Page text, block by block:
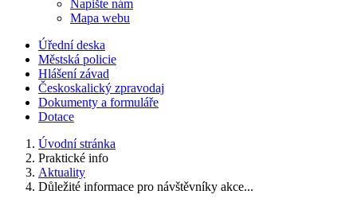
Napište nám
Mapa webu
Úřední deska
Městská policie
Hlášení závad
Českoskalický zpravodaj
Dokumenty a formuláře
Dotace
Úvodní stránka
Praktické info
Aktuality
Důležité informace pro návštěvníky akce...